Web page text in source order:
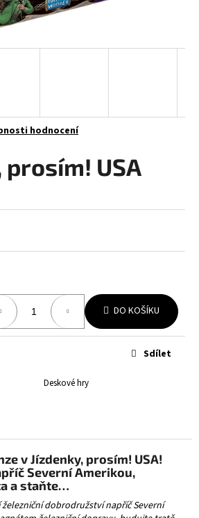
hodnocení
prosím! USA
DO KOŠÍKU
Deskové hry
Sdílet
v Jízdenky, prosím! USA!
Severní Amerikou,
a staňte…
železniční dobrodružství napříč Severní